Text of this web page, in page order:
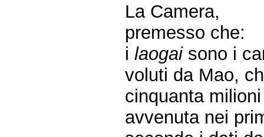
La Camera,
premesso che:
ilaogaisono i
voluti da Mao,
cinquanta
avvenuta nei